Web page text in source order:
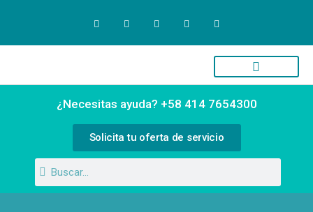
¿Necesitas ayuda? +58 414 7654300
Solicita tu oferta de servicio